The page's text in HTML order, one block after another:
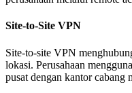
Site-to-Site VPN
Site-to-site VPN
lokasi. Perusahaan
pusat dengan kantor cabang